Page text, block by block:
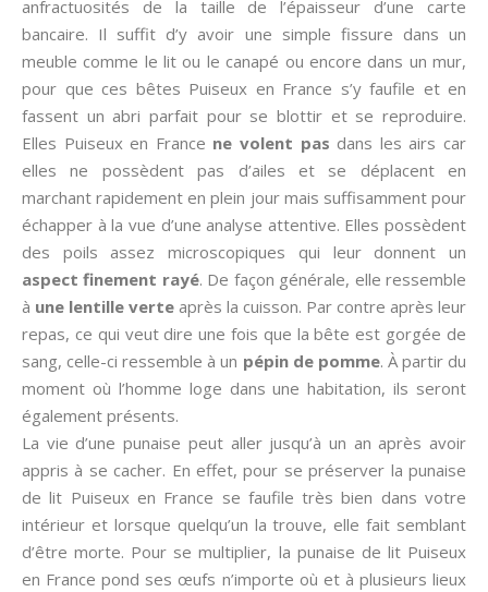
anfractuosités de la taille de l’épaisseur d’une carte
bancaire. Il suffit d’y avoir une simple fissure dans un
meuble comme le lit ou le canapé ou encore dans un mur,
pour que ces bêtes Puiseux en France s’y faufile et en
fassent un abri parfait pour se blottir et se reproduire.
Elles Puiseux en France ne volent pas dans les airs car
elles ne possèdent pas d’ailes et se déplacent en
marchant rapidement en plein jour mais suffisamment pour
échapper à la vue d’une analyse attentive. Elles possèdent
des poils assez microscopiques qui leur donnent un
aspect finement rayé. De façon générale, elle ressemble
à une lentille verte après la cuisson. Par contre après leur
repas, ce qui veut dire une fois que la bête est gorgée de
sang, celle-ci ressemble à un pépin de pomme. À partir du
moment où l’homme loge dans une habitation, ils seront
également présents.
La vie d’une punaise peut aller jusqu’à un an après avoir
appris à se cacher. En effet, pour se préserver la punaise
de lit Puiseux en France se faufile très bien dans votre
intérieur et lorsque quelqu’un la trouve, elle fait semblant
d’être morte. Pour se multiplier, la punaise de lit Puiseux
en France pond ses œufs n’importe où et à plusieurs lieux